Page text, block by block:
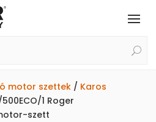
motor szettek/ Karos
1 Roger
szett